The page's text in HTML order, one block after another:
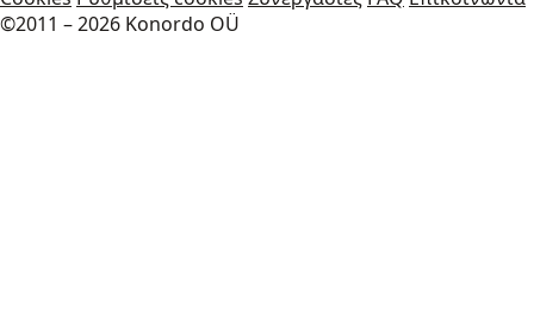
©2011 – 2026 Konordo OÜ